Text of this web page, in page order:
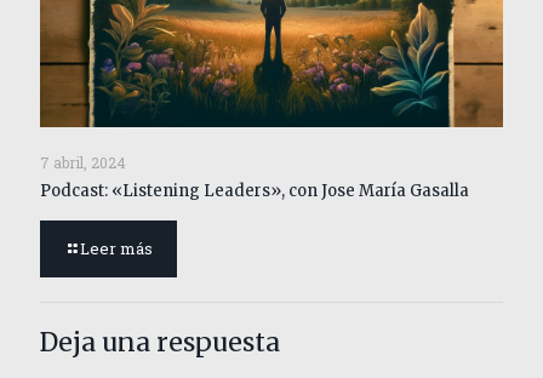
7 abril, 2024
Podcast: «Listening Leaders», con Jose María Gasalla
Leer más
Deja una respuesta